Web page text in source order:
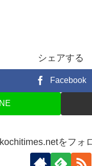
シェアする
Facebook
kochitimes.netをフォ